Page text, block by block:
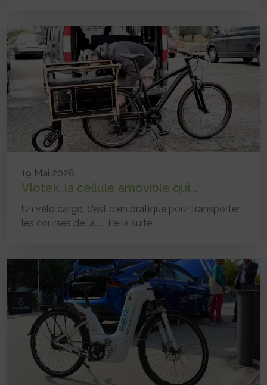
19 Mai 2026
Vlotek, la cellule amovible qui...
Un vélo cargo, c’est bien pratique pour transporter
les courses de la... Lire la suite